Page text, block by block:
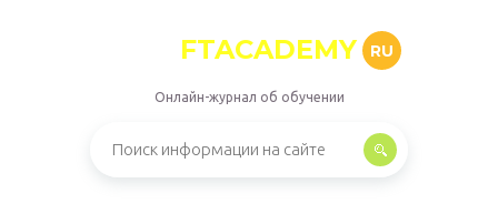
FTACADEMY RU
Онлайн-журнал об обучении